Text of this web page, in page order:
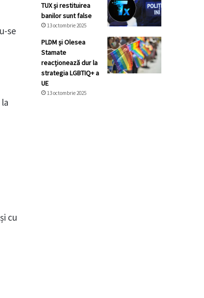
se
cu
TUX și restituirea
banilor sunt false
13 octombrie 2025
PLDM și Olesea
Stamate
reacționează dur la
strategia LGBTIQ+ a
UE
13 octombrie 2025